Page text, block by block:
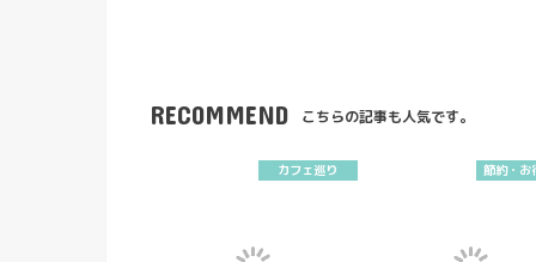
RECOMMEND こちらの記事も人気です。
カフェ巡り 節約・お